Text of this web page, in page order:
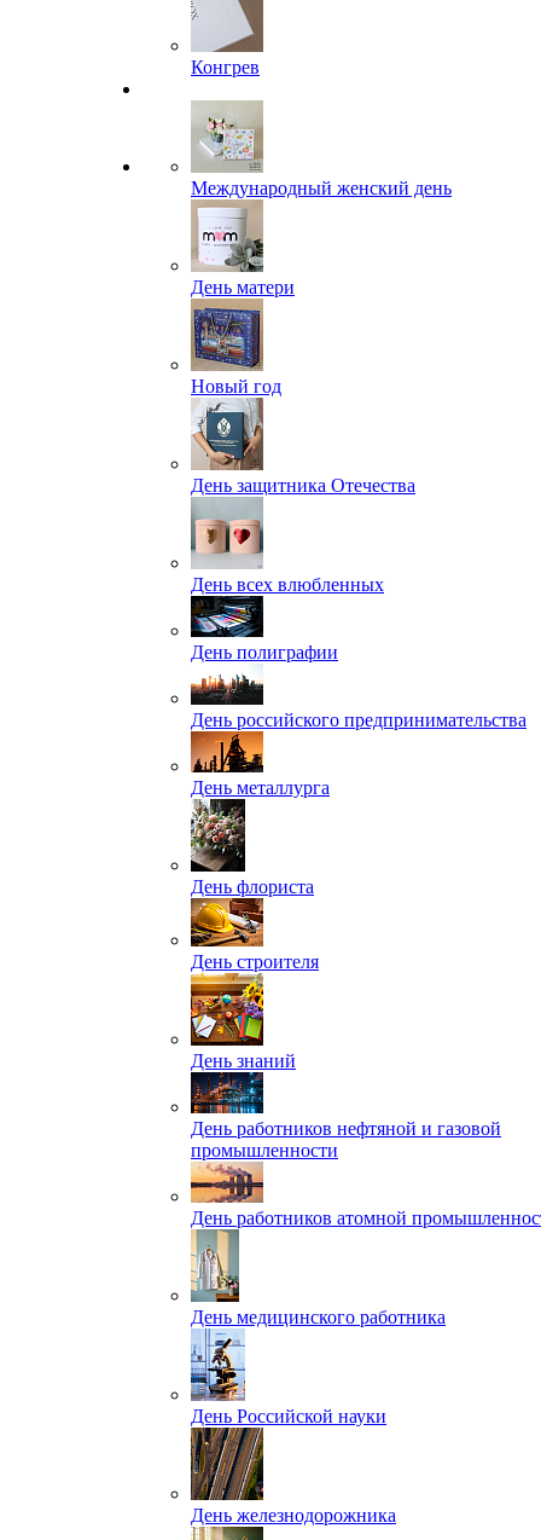
Конгрев
Международный женский день
День матери
Новый год
День защитника Отечества
День всех влюбленных
День полиграфии
День российского предпринимательства
День металлурга
День флориста
День строителя
День знаний
День работников нефтяной и газовой
промышленности
День работников атомной
День медицинского работника
День Российской науки
День железнодорожника